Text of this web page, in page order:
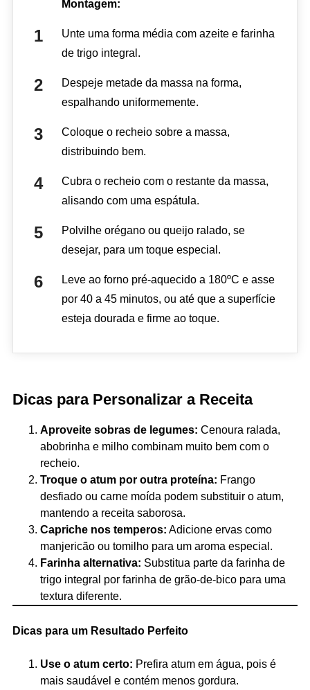
Montagem:
Unte uma forma média com azeite e farinha
de trigo integral.
Despeje metade da massa na forma,
espalhando uniformemente.
Coloque o recheio sobre a massa,
distribuindo bem.
Cubra o recheio com o restante da massa,
alisando com uma espátula.
Polvilhe orégano ou queijo ralado, se
desejar, para um toque especial.
Leve ao forno pré-aquecido a 180ºC e asse
por 40 a 45 minutos, ou até que a superfície
esteja dourada e firme ao toque.
Dicas para Personalizar a Receita
Aproveite sobras de legumes: Cenoura ralada,
abobrinha e milho combinam muito bem com o
recheio.
Troque o atum por outra proteína: Frango
desfiado ou carne moída podem substituir o atum,
mantendo a receita saborosa.
Capriche nos temperos: Adicione ervas como
manjericão ou tomilho para um aroma especial.
Farinha alternativa: Substitua parte da farinha de
trigo integral por farinha de grão-de-bico para uma
textura diferente.
Dicas para um Resultado Perfeito
Use o atum certo: Prefira atum em água, pois é
mais saudável e contém menos gordura.